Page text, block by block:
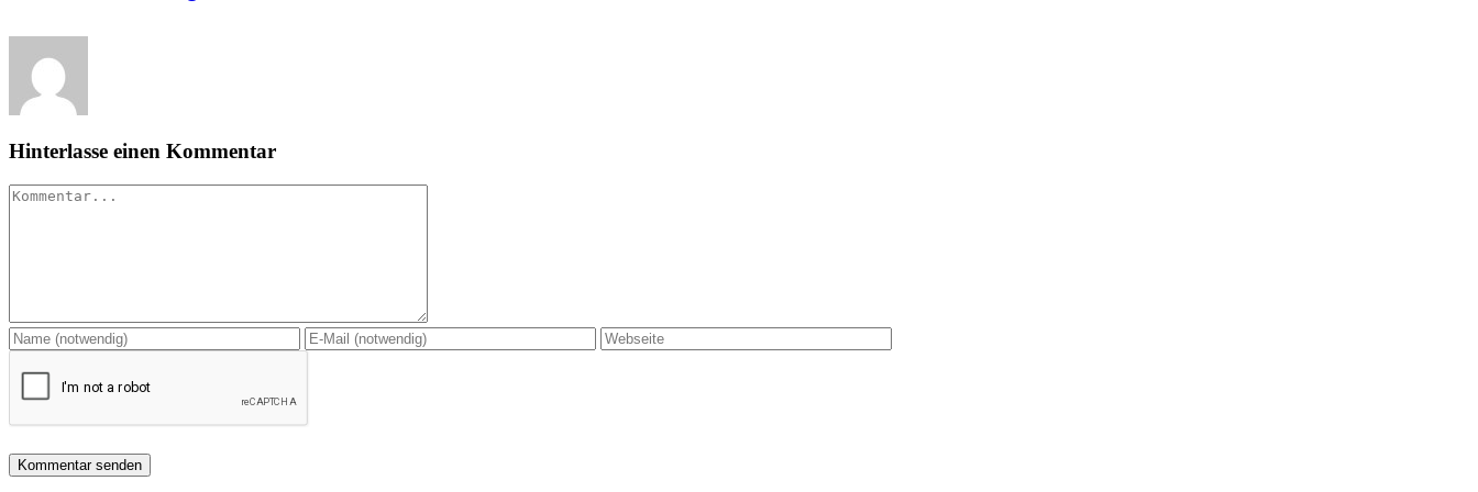
Hinterlasse einen Kommentar
Kommentar